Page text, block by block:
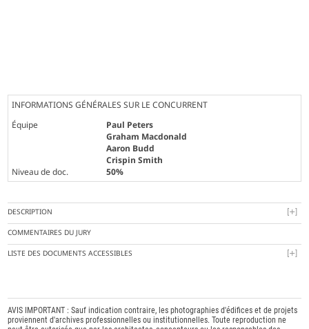
INFORMATIONS GÉNÉRALES SUR LE CONCURRENT
Équipe
Paul Peters
Graham Macdonald
Aaron Budd
Crispin Smith
Niveau de doc.
50%
DESCRIPTION
COMMENTAIRES DU JURY
LISTE DES DOCUMENTS ACCESSIBLES
AVIS IMPORTANT : Sauf indication contraire, les photographies d'édifices et de projets
proviennent d'archives professionnelles ou institutionnelles. Toute reproduction ne